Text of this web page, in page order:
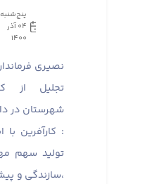
پنج‌شنبه
04 آذر
1400
نصیری
تجلیل از
شهرستان در
: کارآفرین با
تولید سهم
،سازندگی و